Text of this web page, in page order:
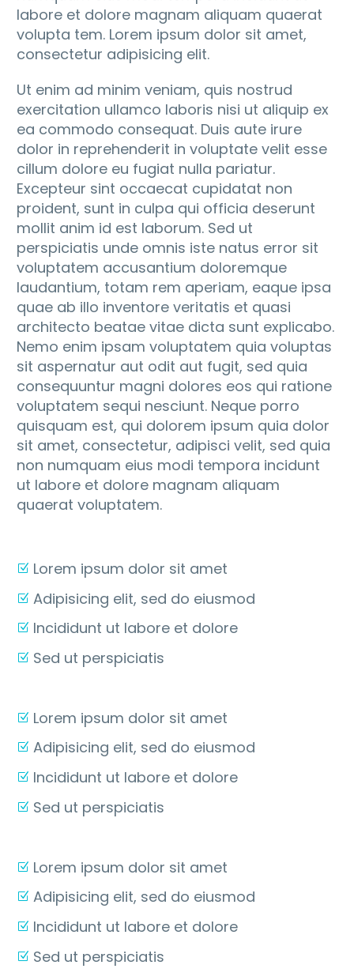
labore et dolore magnam aliquam quaerat
volupta tem. Lorem ipsum dolor sit amet,
consectetur adipisicing elit.
Ut enim ad minim veniam, quis nostrud
exercitation ullamco laboris nisi ut aliquip ex
ea commodo consequat. Duis aute irure
dolor in reprehenderit in voluptate velit esse
cillum dolore eu fugiat nulla pariatur.
Excepteur sint occaecat cupidatat non
proident, sunt in culpa qui officia deserunt
mollit anim id est laborum. Sed ut
perspiciatis unde omnis iste natus error sit
voluptatem accusantium doloremque
laudantium, totam rem aperiam, eaque ipsa
quae ab illo inventore veritatis et quasi
architecto beatae vitae dicta sunt explicabo.
Nemo enim ipsam voluptatem quia voluptas
sit aspernatur aut odit aut fugit, sed quia
consequuntur magni dolores eos qui ratione
voluptatem sequi nesciunt. Neque porro
quisquam est, qui dolorem ipsum quia dolor
sit amet, consectetur, adipisci velit, sed quia
non numquam eius modi tempora incidunt
ut labore et dolore magnam aliquam
quaerat voluptatem.
Lorem ipsum dolor sit amet
Adipisicing elit, sed do eiusmod
Incididunt ut labore et dolore
Sed ut perspiciatis
Lorem ipsum dolor sit amet
Adipisicing elit, sed do eiusmod
Incididunt ut labore et dolore
Sed ut perspiciatis
Lorem ipsum dolor sit amet
Adipisicing elit, sed do eiusmod
Incididunt ut labore et dolore
Sed ut perspiciatis